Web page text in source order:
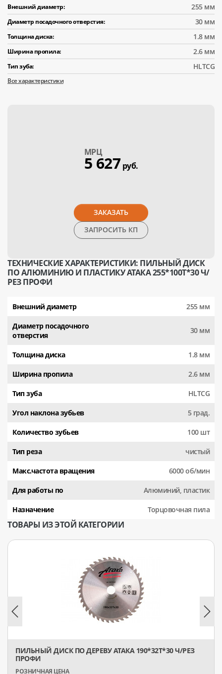
Внешний диаметр: 255 мм
Диаметр посадочного отверстия: 30 мм
Толщина диска: 1.8 мм
Ширина пропила: 2.6 мм
Тип зуба: HLTCG
Все характеристики
МPЦ
5 627 руб.
ЗАКАЗАТЬ
ЗАПРОСИТЬ КП
ТЕХНИЧЕСКИЕ ХАРАКТЕРИСТИКИ: ПИЛЬНЫЙ ДИСК
ПО АЛЮМИНИЮ И ПЛАСТИКУ АТАКА 255*100T*30 Ч/
РЕЗ ПРОФИ
Внешний диаметр 255 мм
Диаметр посадочного
отверстия
30 мм
Толщина диска 1.8 мм
Ширина пропила 2.6 мм
Тип зуба HLTCG
Угол наклона зубьев 5 град.
Количество зубьев 100 шт
Тип реза чистый
Макс.частота вращения 6000 об/мин
Для работы по Алюминий, пластик
Назначение Торцовочная пила
ТОВАРЫ ИЗ ЭТОЙ КАТЕГОРИИ
ПИЛЬНЫЙ ДИСК ПО ДЕРЕВУ АТАКА 190*32T*30 Ч/РЕЗ
ПРОФИ